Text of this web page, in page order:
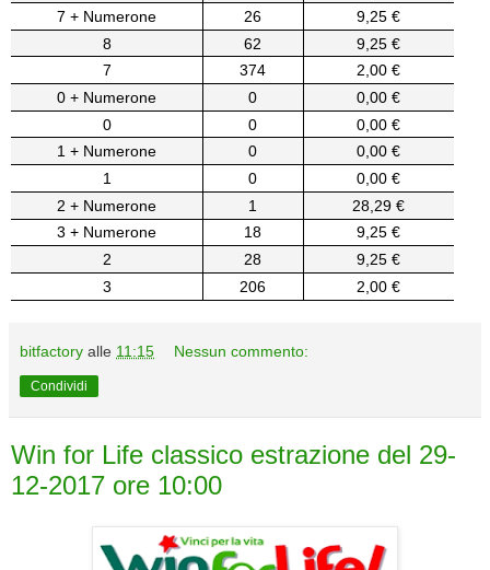
7 + Numerone
26
9,25 €
8
62
9,25 €
7
374
2,00 €
0 + Numerone
0
0,00 €
0
0
0,00 €
1 + Numerone
0
0,00 €
1
0
0,00 €
2 + Numerone
1
28,29 €
3 + Numerone
18
9,25 €
2
28
9,25 €
3
206 2,00 €
bitfactory alle 11:15 Nessun commento:
Condividi
Win for Life classico estrazione del 29-
12-2017 ore 10:00